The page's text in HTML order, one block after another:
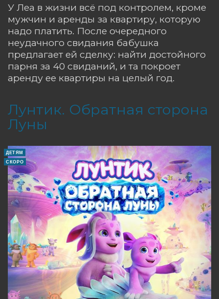
У Леа в жизни всё под контролем, кроме
мужчин и аренды за квартиру, которую
надо платить. После очередного
неудачного свидания бабушка
предлагает ей сделку: найти достойного
парня за 40 свиданий, и та покроет
аренду ее квартиры на целый год.
Лунтик. Обратная сторона
Луны
ДЕТЯМ
СКОРО